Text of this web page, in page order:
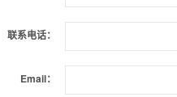
联系电话：
Email：